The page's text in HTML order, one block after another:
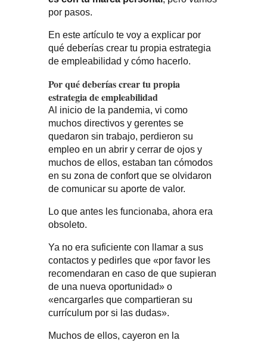
por pasos.
En este artículo te voy a explicar por
qué deberías crear tu propia estrategia
de empleabilidad y cómo hacerlo.
Por qué deberías crear tu propia
estrategia de empleabilidad
Al inicio de la pandemia, vi como
muchos directivos y gerentes se
quedaron sin trabajo, perdieron su
empleo en un abrir y cerrar de ojos y
muchos de ellos, estaban tan cómodos
en su zona de confort que se olvidaron
de comunicar su aporte de valor.
Lo que antes les funcionaba, ahora era
obsoleto.
Ya no era suficiente con llamar a sus
contactos y pedirles que «por favor les
recomendaran en caso de que supieran
de una nueva oportunidad» o
«encargarles que compartieran su
currículum por si las dudas».
Muchos de ellos, cayeron en la